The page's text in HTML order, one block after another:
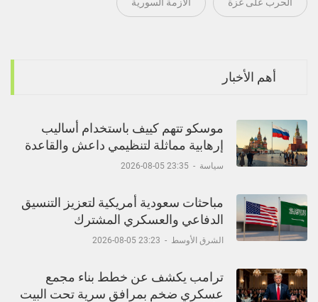
الحرب على غزة الأزمة السورية
أهم الأخبار
موسكو تتهم كييف باستخدام أساليب
إرهابية مماثلة لتنظيمي داعش والقاعدة
سياسة -
23:35 05-08-2026
مباحثات سعودية أمريكية لتعزيز التنسيق
الدفاعي والعسكري المشترك
الشرق الأوسط -
23:23 05-08-2026
ترامب يكشف عن خطط بناء مجمع
عسكري ضخم بمرافق سرية تحت البيت